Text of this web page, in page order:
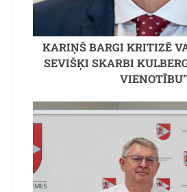
KARIŅŠ BARGI KRITIZĒ
SEVIŠĶI SKARBI
VIENOTĪBU”